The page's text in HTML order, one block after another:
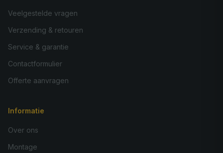
Veelgestelde vragen
Verzending & retouren
Service & garantie
Contactformulier
Offerte aanvragen
Informatie
Over ons
Montage